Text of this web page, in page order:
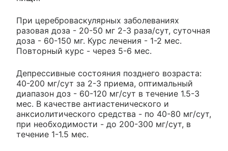
При цереброваскулярных заболеваниях
разовая доза - 20-50 мг 2-3 раза/сут, суточная
доза - 60-150 мг. Курс лечения - 1-2 мес.
Повторный курс - через 5-6 мес.
Депрессивные состояния позднего возраста:
40-200 мг/сут за 2-3 приема, оптимальный
диапазон доз - 60-120 мг/сут в течение 1.5-3
мес. В качестве антиастенического и
анксиолитического средства - по 40-80 мг/сут,
при необходимости - до 200-300 мг/сут, в
течение 1-1.5 мес.